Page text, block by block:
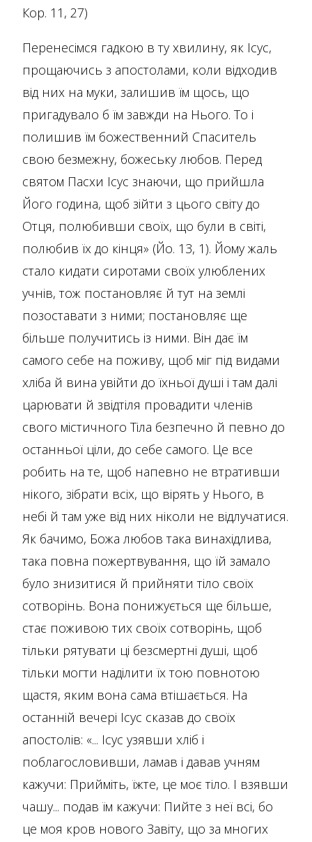
Кор. 11, 27)
Перенесімся гадкою в ту хвилину, як Ісус,
прощаючись з апостолами, коли відходив
від них на муки, залишив їм щось, що
пригадувало б їм завжди на Нього. То і
полишив їм божественний Спаситель
свою безмежну, божеську любов. Перед
святом Пасхи Ісус знаючи, що прийшла
Його година, щоб зійти з цього світу до
Отця, полюбивши своїх, що були в світі,
полюбив їх до кінця» (Йо. 13, 1). Йому жаль
стало кидати сиротами своїх улюблених
учнів, тож постановляє й тут на землі
позоставати з ними; постановляє ще
більше получитись із ними. Він дає їм
самого себе на поживу, щоб міг під видами
хліба й вина увійти до їхньої душі і там далі
царювати й звідтіля провадити членів
свого містичного Тіла безпечно й певно до
останньої ціли, до себе самого. Це все
робить на те, щоб напевно не втративши
нікого, зібрати всіх, що вірять у Нього, в
небі й там уже від них ніколи не відлучатися.
Як бачимо, Божа любов така винахідлива,
така повна пожертвування, що їй замало
було знизитися й прийняти тіло своїх
сотворінь. Вона понижується ще більше,
стає поживою тих своїх сотворінь, щоб
тільки рятувати ці безсмертні душі, щоб
тільки могти наділити їх тою повнотою
щастя, яким вона сама втішається. На
останній вечері Ісус сказав до своїх
апостолів: «... Ісус узявши хліб і
поблагословивши, ламав і давав учням
кажучи: Прийміть, їжте, це моє тіло. І взявши
чашу... подав їм кажучи: Пийте з неї всі, бо
це моя кров нового Завіту, що за многих